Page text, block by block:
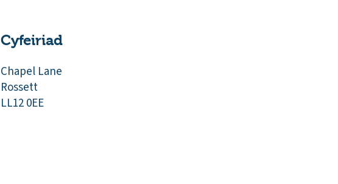
Cyfeiriad
Chapel Lane
Rossett
LL12 0EE